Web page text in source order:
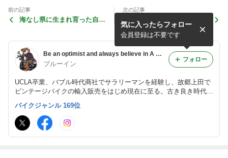
前の記事
海なし県に生まれ育った自分
次の記事
それでは今日もよろしくお願
いします！＃GoBruins
Be an optimist and always believe in A Brighter Future!!
ブルーイン
UCLA卒業、バブル時代商社でサラリーマンを経験し、故郷上田で
ビンテージバイクの輸入販売をはじめ現在に至る。古き良き時代の
気に入ったらフォロー
会員登録は不要です
フォロー
バイクジャンル 169位